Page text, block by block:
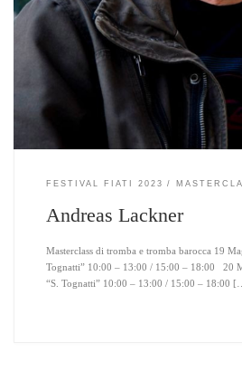
FESTIVAL FIATI 2023
Andreas Lackner
Masterclass di tromba e tromba barocca 19
Tognatti” 10:00 – 13:00 / 15:00 – 18:00 20
“S. Tognatti” 10:00 – 13:00 / 15:00 – 18:00